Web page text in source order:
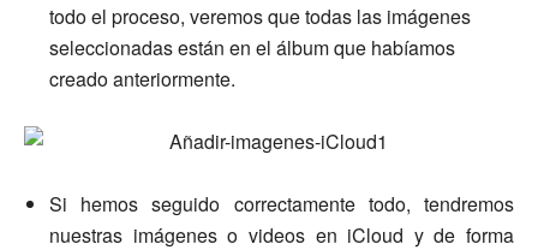
todo el proceso, veremos que todas las imágenes
seleccionadas están en el álbum que habíamos
creado anteriormente.
Si hemos seguido correctamente todo, tendremos
nuestras imágenes o videos en iCloud y de forma